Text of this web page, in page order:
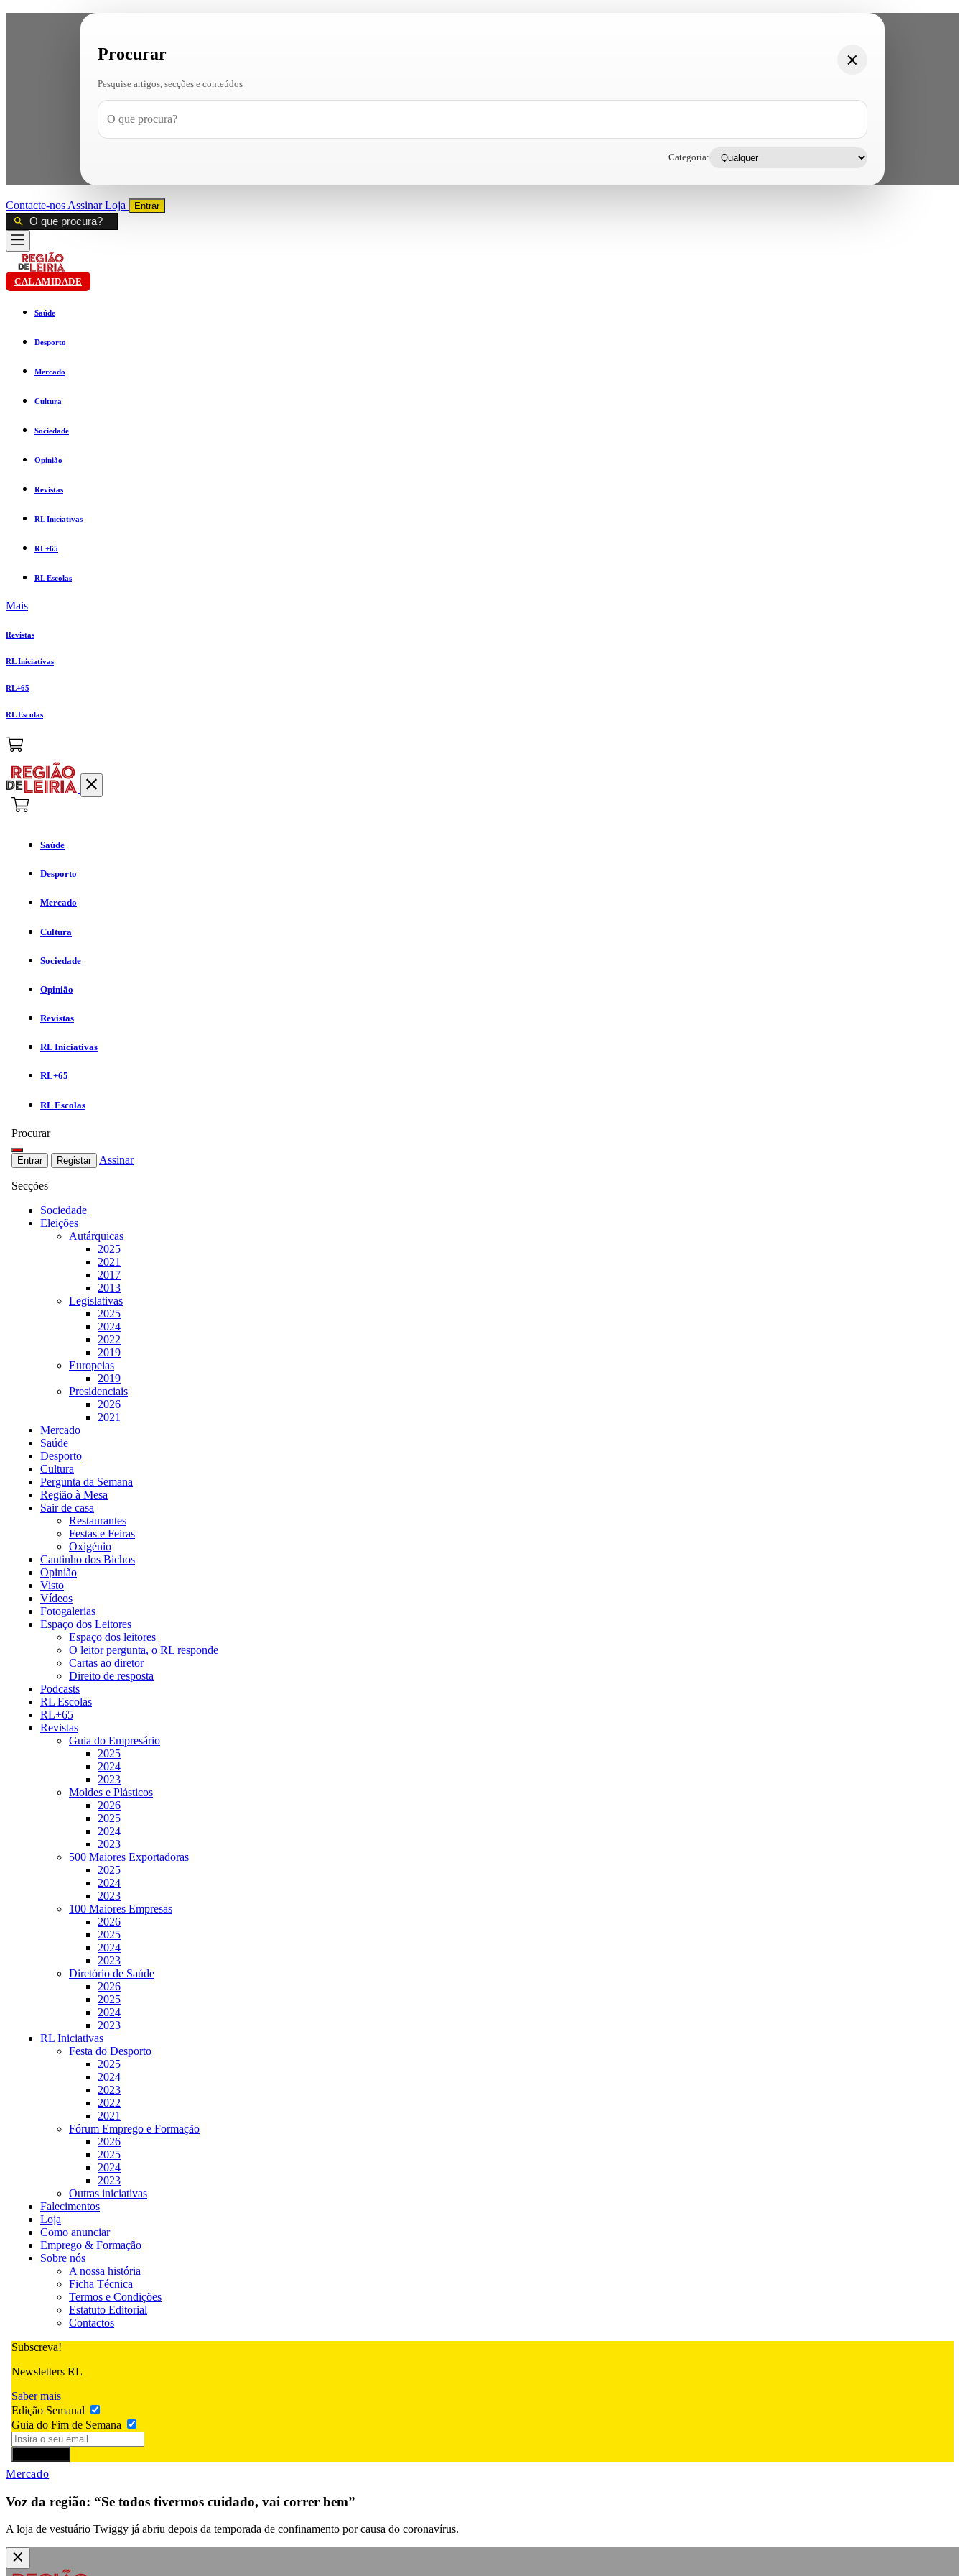
Procurar
Pesquise artigos, secções e conteúdos
Categoria:
Contacte-nos AssinarLoja Entrar
CALAMIDADE
Saúde
Desporto
Mercado
Cultura
Sociedade
Opinião
Revistas
RL Iniciativas
RL+65
RL Escolas
Mais
Revistas
RL Iniciativas
RL+65
RL Escolas
Saúde
Desporto
Mercado
Cultura
Sociedade
Opinião
Revistas
RL Iniciativas
RL+65
RL Escolas
Procurar
Entrar Registar Assinar
Secções
Sociedade
Eleições
Autárquicas
2025
2021
2017
2013
Legislativas
2025
2024
2022
2019
Europeias
2019
Presidenciais
2026
2021
Mercado
Saúde
Desporto
Cultura
Pergunta da Semana
Região à Mesa
Sair de casa
Restaurantes
Festas e Feiras
Oxigénio
Cantinho dos Bichos
Opinião
Visto
Vídeos
Fotogalerias
Espaço dos Leitores
Espaço dos leitores
O leitor pergunta, o RL responde
Cartas ao diretor
Direito de resposta
Podcasts
RL Escolas
RL+65
Revistas
Guia do Empresário
2025
2024
2023
Moldes e Plásticos
2026
2025
2024
2023
500 Maiores Exportadoras
2025
2024
2023
100 Maiores Empresas
2026
2025
2024
2023
Diretório de Saúde
2026
2025
2024
2023
RL Iniciativas
Festa do Desporto
2025
2024
2023
2022
2021
Fórum Emprego e Formação
2026
2025
2024
2023
Outras iniciativas
Falecimentos
Loja
Como anunciar
Emprego & Formação
Sobre nós
A nossa história
Ficha Técnica
Termos e Condições
Estatuto Editorial
Contactos
Subscreva!
Newsletters RL
Saber mais
Edição Semanal
Guia do Fim de Semana
Mercado
Voz da região: “Se todos tivermos cuidado, vai correr bem”
A loja de vestuário Twiggy já abriu depois da temporada de confinamento por causa do coronavírus.